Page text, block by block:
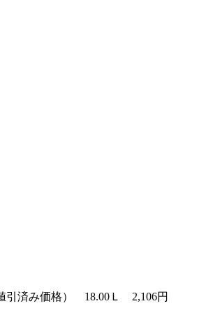
引済み価格） 18.00Ｌ 2,106円